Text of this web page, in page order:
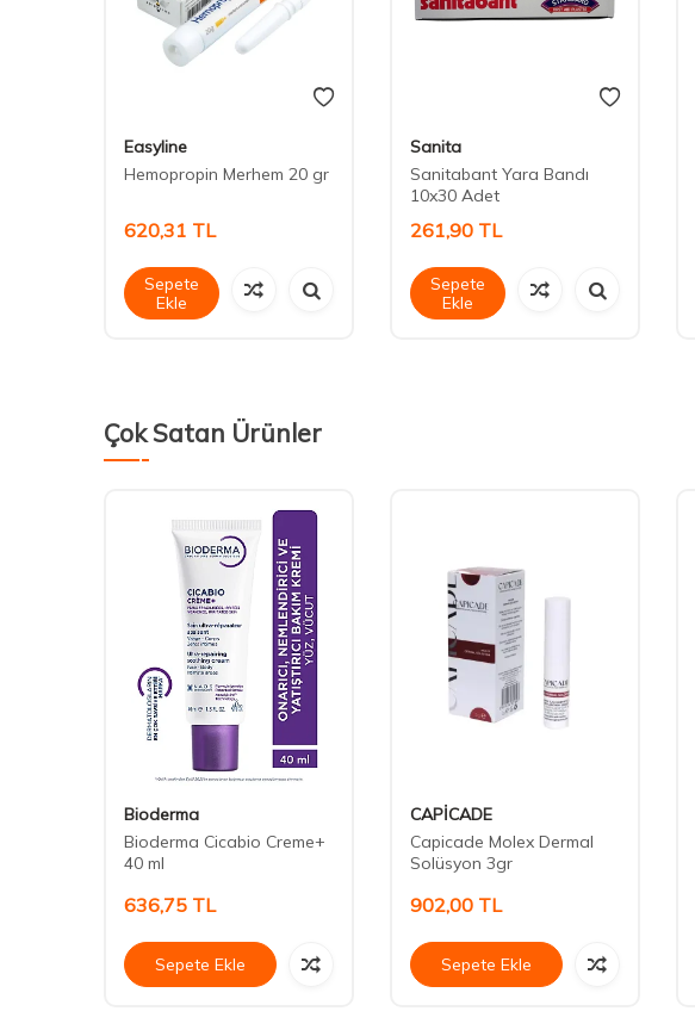
Easyline
Hemopropin Merhem 20 gr
620,31 TL
Sepete
Ekle
Sanita
Sanitabant Yara Bandı
10x30 Adet
261,90 TL
Sepete
Ekle
Çok Satan Ürünler
Bioderma
Bioderma Cicabio Creme+
40 ml
636,75 TL
Sepete Ekle
CAPİCADE
Capicade Molex Dermal
Solüsyon 3gr
902,00 TL
Sepete Ekle